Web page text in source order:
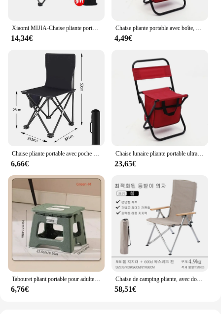
Xiaomi MIJIA-Chaise pliante portable en métal, tabouret de plage, camping en plein air, pêche, randonnée, pique-nique
14,34€
Chaise pliante portable avec boîte, camping en plein air, plage, pêche, ultraléger, voyage, randonnée, pique-nique, outils de camping, nouveau
4,49€
Chaise pliante portable avec poche latérale, chaise d'extérieur, camping, plage, charge élevée, durable, Oxford, gril, plage, pêche
6,66€
Chaise lunaire pliante portable ultralégère avec poignées, siège amovible, chaises de camping en plein air, plage, pêche, voyage, randonnée, pique-nique, outils, nouveau
23,65€
Tabouret pliant portable pour adultes et enfants, chaise de dégager en plastique épaissi pour le camping en plein air et la pêche, nouveau, 2024
6,76€
Chaise de camping pliante, avec dossier réglable à 4 vitesses, portable, ultralégère, détente, pêche, plage
58,51€